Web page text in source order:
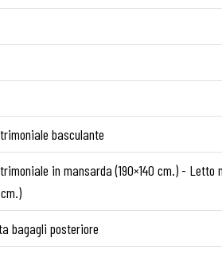
basculante
in mansarda (190×140 cm.) - Letto
bagagli posteriore